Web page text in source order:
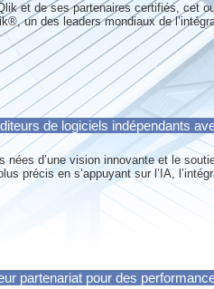
et de ses partenaires certifiés, cet
un des leaders mondiaux de
de logiciels indépendants
d’une vision innovante et le
précis en s’appuyant sur l’IA,
partenariat pour des